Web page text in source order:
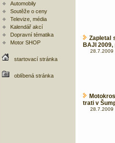
Automobily
Soutěže o ceny
Televize, média
Kalendář akcí
Dopravní tématika
Motor SHOP
startovací stránka
oblíbená stránka
Zapletal
BAJI 2009,
28.7.2009
trati v
28.7.2009